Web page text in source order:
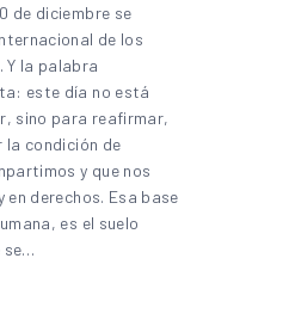
de diciembre se
de los
Y la palabra
este día no está
sino para reafirmar,
la condición de
y que nos
en derechos. Esa base
es el suelo
se…